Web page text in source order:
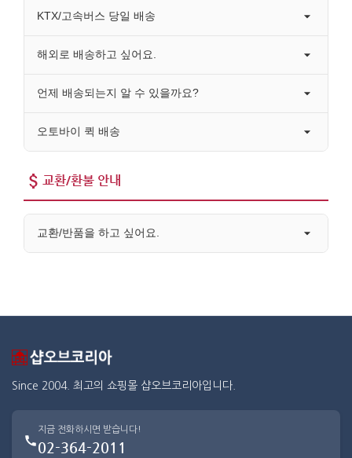
KTX/고속버스 당일 배송
해외로 배송하고 싶어요.
언제 배송되는지 알 수 있을까요?
오토바이 퀵 배송
교환/환불 안내
교환/반품을 하고 싶어요.
Since 2004. 최고의 쇼핑몰 샵오브코리아입니다.
지금 전화하시면 받습니다!
02-364-2011